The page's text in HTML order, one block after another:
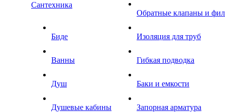
Сантехника
Биде
Ванны
Душ
Душевые кабины
Обратные клапаны и
Изоляция для труб
Гибкая подводка
Баки и емкости
Запорная арматура